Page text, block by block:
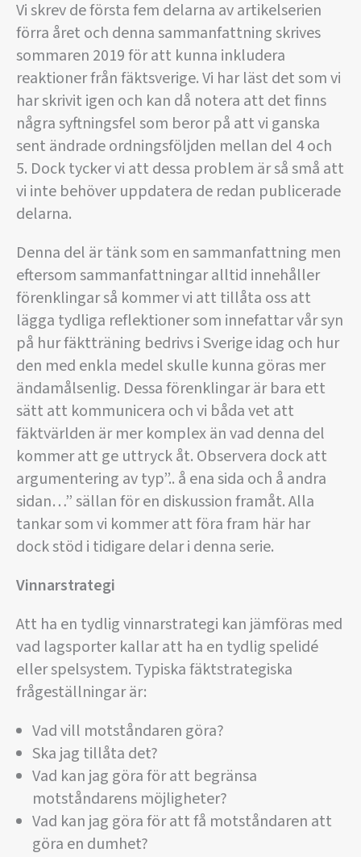
Vi skrev de första fem delarna av artikelserien
förra året och denna sammanfattning skrives
sommaren 2019 för att kunna inkludera
reaktioner från fäktsverige. Vi har läst det som vi
har skrivit igen och kan då notera att det finns
några syftningsfel som beror på att vi ganska
sent ändrade ordningsföljden mellan del 4 och
5. Dock tycker vi att dessa problem är så små att
vi inte behöver uppdatera de redan publicerade
delarna.
Denna del är tänk som en sammanfattning men
eftersom sammanfattningar alltid innehåller
förenklingar så kommer vi att tillåta oss att
lägga tydliga reflektioner som innefattar vår syn
på hur fäktträning bedrivs i Sverige idag och hur
den med enkla medel skulle kunna göras mer
ändamålsenlig. Dessa förenklingar är bara ett
sätt att kommunicera och vi båda vet att
fäktvärlden är mer komplex än vad denna del
kommer att ge uttryck åt. Observera dock att
argumentering av typ”.. å ena sida och å andra
sidan…” sällan för en diskussion framåt. Alla
tankar som vi kommer att föra fram här har
dock stöd i tidigare delar i denna serie.
Vinnarstrategi
Att ha en tydlig vinnarstrategi kan jämföras med
vad lagsporter kallar att ha en tydlig spelidé
eller spelsystem. Typiska fäktstrategiska
frågeställningar är:
Vad vill motståndaren göra?
Ska jag tillåta det?
Vad kan jag göra för att begränsa
motståndarens möjligheter?
Vad kan jag göra för att få motståndaren att
göra en dumhet?